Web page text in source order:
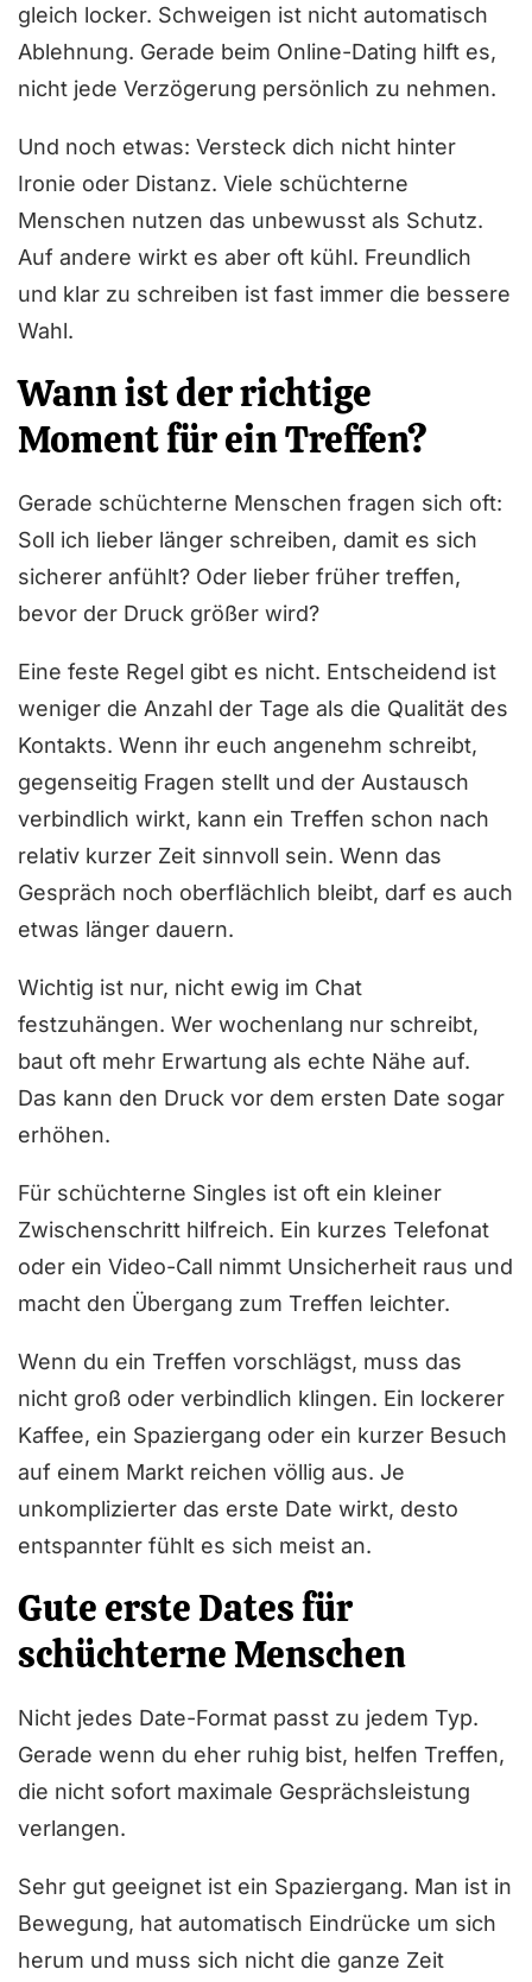
gleich locker. Schweigen ist nicht automatisch
Ablehnung. Gerade beim Online-Dating hilft es,
nicht jede Verzögerung persönlich zu nehmen.
Und noch etwas: Versteck dich nicht hinter
Ironie oder Distanz. Viele schüchterne
Menschen nutzen das unbewusst als Schutz.
Auf andere wirkt es aber oft kühl. Freundlich
und klar zu schreiben ist fast immer die bessere
Wahl.
Wann ist der richtige
Moment für ein Treffen?
Gerade schüchterne Menschen fragen sich oft:
Soll ich lieber länger schreiben, damit es sich
sicherer anfühlt? Oder lieber früher treffen,
bevor der Druck größer wird?
Eine feste Regel gibt es nicht. Entscheidend ist
weniger die Anzahl der Tage als die Qualität des
Kontakts. Wenn ihr euch angenehm schreibt,
gegenseitig Fragen stellt und der Austausch
verbindlich wirkt, kann ein Treffen schon nach
relativ kurzer Zeit sinnvoll sein. Wenn das
Gespräch noch oberflächlich bleibt, darf es auch
etwas länger dauern.
Wichtig ist nur, nicht ewig im Chat
festzuhängen. Wer wochenlang nur schreibt,
baut oft mehr Erwartung als echte Nähe auf.
Das kann den Druck vor dem ersten Date sogar
erhöhen.
Für schüchterne Singles ist oft ein kleiner
Zwischenschritt hilfreich. Ein kurzes Telefonat
oder ein Video-Call nimmt Unsicherheit raus und
macht den Übergang zum Treffen leichter.
Wenn du ein Treffen vorschlägst, muss das
nicht groß oder verbindlich klingen. Ein lockerer
Kaffee, ein Spaziergang oder ein kurzer Besuch
auf einem Markt reichen völlig aus. Je
unkomplizierter das erste Date wirkt, desto
entspannter fühlt es sich meist an.
Gute erste Dates für
schüchterne Menschen
Nicht jedes Date-Format passt zu jedem Typ.
Gerade wenn du eher ruhig bist, helfen Treffen,
die nicht sofort maximale Gesprächsleistung
verlangen.
Sehr gut geeignet ist ein Spaziergang. Man ist in
Bewegung, hat automatisch Eindrücke um sich
herum und muss sich nicht die ganze Zeit